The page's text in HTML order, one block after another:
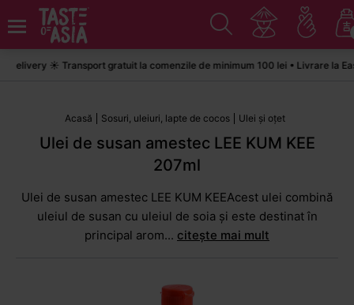
☀️ Transport gratuit la comenzile de minimum 100 lei • Livrare la
Acasă Sosuri, uleiuri, lapte de cocos Ulei și oțet
Ulei de susan amestec LEE KUM KEE
207ml
Ulei de susan amestec LEE KUM KEEAcest ulei combină
uleiul de susan cu uleiul de soia și este destinat în
principal arom... citește mai mult